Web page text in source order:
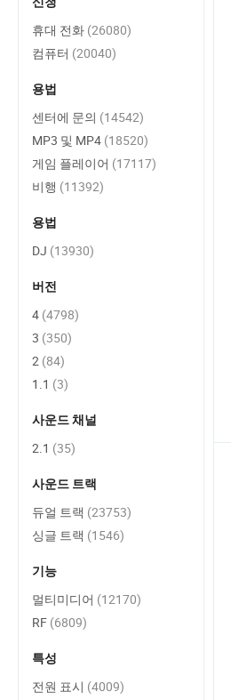
휴대 전화 (26080)
컴퓨터 (20040)
용법
센터에 문의 (14542)
MP3 및 MP4 (18520)
게임 플레이어 (17117)
비행 (11392)
용법
DJ (13930)
버전
4 (4798)
3 (350)
2 (84)
1.1 (3)
사운드 채널
2.1 (35)
사운드 트랙
듀얼 트랙 (23753)
싱글 트랙 (1546)
기능
멀티미디어 (12170)
RF (6809)
특성
전원 표시 (4009)